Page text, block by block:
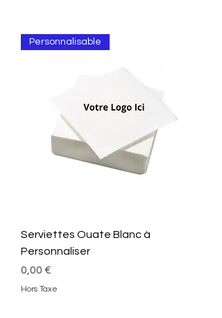
Personnalisable
Serviettes Ouate Blanc à
Personnaliser
Prix
0,00 €
Hors Taxe